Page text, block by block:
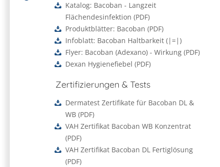
Katalog: Bacoban - Langzeit
Flächendesinfektion (PDF)
Produktblätter: Bacoban (PDF)
Infoblatt: Bacoban Haltbarkeit(|=|)
Flyer: Bacoban (Adexano) - Wirkung(PDF)
Dexan Hygienefiebel (PDF)
Zertifizierungen & Tests
Dermatest Zertifikate für Bacoban DL &
WB (PDF)
VAH Zertifikat Bacoban WB Konzentrat
(PDF)
VAH Zertifikat Bacoban DL Fertiglösung
(PDF)